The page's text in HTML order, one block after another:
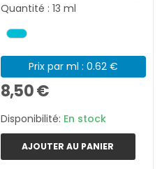
Quantité : 13 ml
Prix par ml : 0.62 €
8,50 €
Disponibilité: En stock
AJOUTER AU PANIER